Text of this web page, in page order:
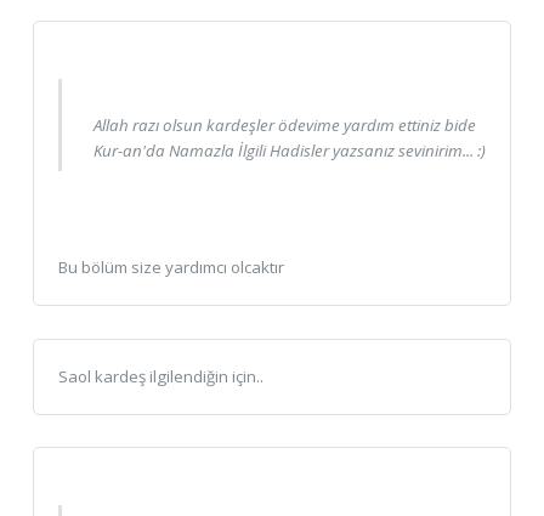
Allah razı olsun kardeşler ödevime yardım ettiniz bide
Kur-an'da Namazla İlgili Hadisler yazsanız sevinirim... :)
Bu bölüm size yardımcı olcaktır
Saol kardeş ilgilendiğin için..